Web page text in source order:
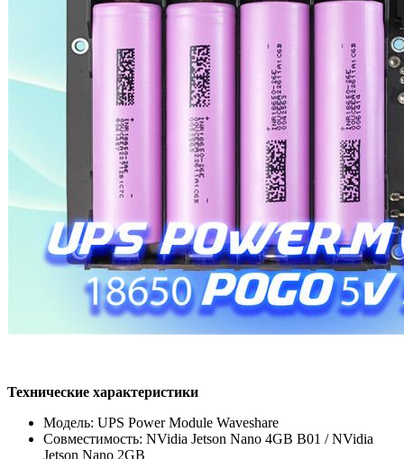
Технические характеристики
Модель: UPS Power Module Waveshare
Совместимость: NVidia Jetson Nano 4GB B01 / NVidia
Jetson Nano 2GB